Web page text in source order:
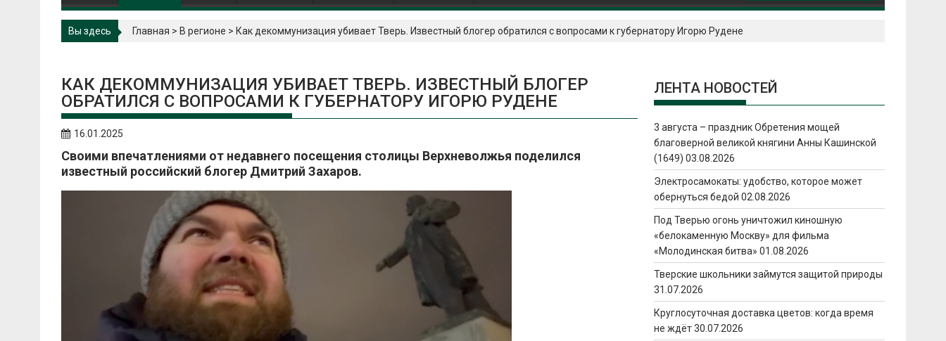
Вы здесь Главная > В регионе > Как декоммунизация убивает Тверь. Известный блогер обратился с вопросами к губернатору Игорю Рудене
КАК ДЕКОММУНИЗАЦИЯ УБИВАЕТ ТВЕРЬ. ИЗВЕСТНЫЙ БЛОГЕР
ОБРАТИЛСЯ С ВОПРОСАМИ К ГУБЕРНАТОРУ ИГОРЮ РУДЕНЕ
16.01.2025
Своими впечатлениями от недавнего посещения столицы Верхневолжья поделился
известный российский блогер Дмитрий Захаров.
ЛЕНТА НОВОСТЕЙ
3 августа – праздник Обретения мощей
благоверной великой княгини Анны Кашинской
(1649) 03.08.2026
Электросамокаты: удобство, которое может
обернуться бедой 02.08.2026
Под Тверью огонь уничтожил киношную
«белокаменную Москву» для фильма
«Молодинская битва» 01.08.2026
Тверские школьники займутся защитой природы
31.07.2026
Круглосуточная доставка цветов: когда время
не ждёт 30.07.2026